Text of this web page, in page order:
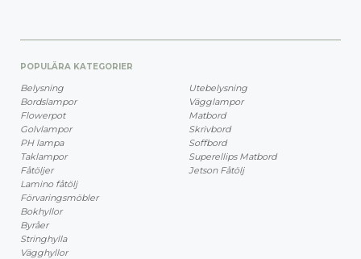
POPULÄRA KATEGORIER
Belysning
Bordslampor
Flowerpot
Golvlampor
PH lampa
Taklampor
Fåtöljer
Lamino fåtölj
Förvaringsmöbler
Bokhyllor
Byråer
Stringhylla
Vägghyllor
Utebelysning
Vägglampor
Matbord
Skrivbord
Soffbord
Superellips Matbord
Jetson Fåtölj